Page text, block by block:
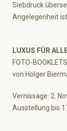
Siebdruck
Angelegenheit ist.
LUXUS FÜR
FOTO-
von Holger
Vernissage: 2.
Ausstellung bis